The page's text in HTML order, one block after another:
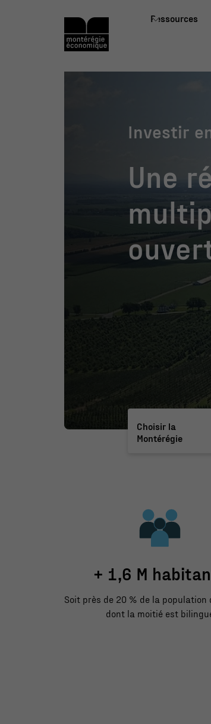
Ressources
Investir
Une
Choisir la
Montérégie
+ 1,6 M
Soit près de 20 % de la population
dont la moitié est